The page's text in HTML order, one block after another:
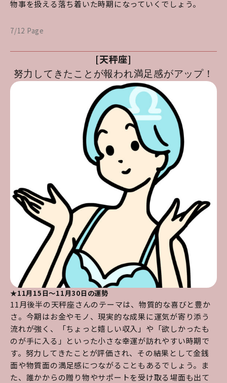
物事を扱える落ち着いた時期になっていくでしょう。
7/12 Page
[天秤座]
努力してきたことが報われ満足感がアップ！
★11月15日～11月30日の運勢
11月後半の天秤座さんのテーマは、物質的な喜びと豊か
さ。今期はお金やモノ、現実的な成果に運気が寄り添う
流れが強く、「ちょっと嬉しい収入」や「欲しかったも
のが手に入る」といった小さな幸運が訪れやすい時期で
す。努力してきたことが評価され、その結果として金銭
面や物質面の満足感につながることもあるでしょう。ま
た、誰かからの贈り物やサポートを受け取る場面も出て